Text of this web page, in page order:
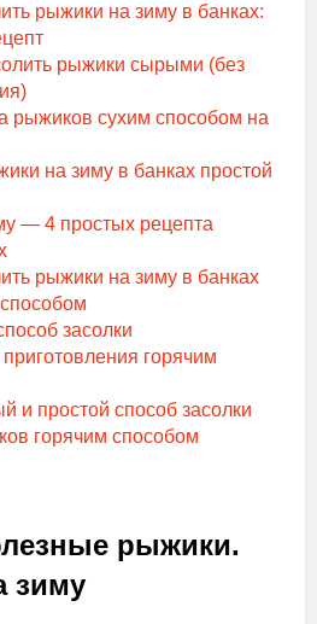
рыжики на зиму в банках:
рыжики сырыми (без
рыжиков сухим способом на
на зиму в банках простой
— 4 простых рецепта
рыжики на зиму в банках
засолки
горячим
и простой способ засолки
горячим способом
рыжики.
зиму